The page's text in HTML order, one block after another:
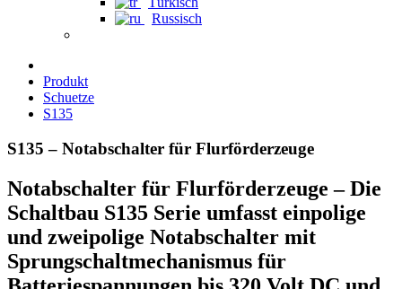
Russisch
Produkt
Schuetze
S135
S135 – Notabschalter für Flurförderzeuge
Notabschalter für Flurförderzeuge – Die
Schaltbau S135 Serie umfasst einpolige
und zweipolige Notabschalter mit
Sprungschaltmechanismus für